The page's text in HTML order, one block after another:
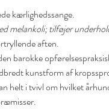
kærlighedssange.
melankoli; tilføjer
aften.
barokke
kunstform af
helt i tvivl om hvilket